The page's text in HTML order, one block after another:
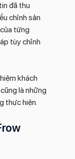
đã thu
chỉnh sản
từng
tùy chỉnh
khách
là những
thực hiện.